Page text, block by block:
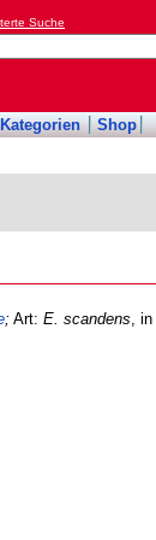
Suche
Kategorien Shop
; Art: E. scandens , in